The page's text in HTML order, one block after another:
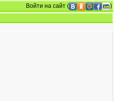
Войти на сайт (
)